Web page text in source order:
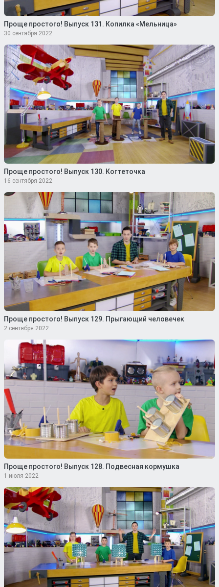
Проще простого! Выпуск 131. Копилка «Мельница»
30 сентября 2022
Проще простого! Выпуск 130. Когтеточка
16 сентября 2022
Проще простого! Выпуск 129. Прыгающий человечек
2 сентября 2022
Проще простого! Выпуск 128. Подвесная кормушка
1 июля 2022